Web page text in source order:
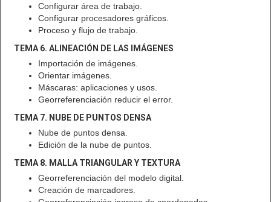
Configurar área de trabajo.
Configurar procesadores gráficos.
Proceso y flujo de trabajo.
TEMA 6. ALINEACIÓN DE LAS IMÁGENES
Importación de imágenes.
Orientar imágenes.
Máscaras: aplicaciones y usos.
Georreferenciación reducir el error.
TEMA 7. NUBE DE PUNTOS DENSA
Nube de puntos densa.
Edición de la nube de puntos.
TEMA 8. MALLA TRIANGULAR Y TEXTURA
Georreferenciación del modelo digital.
Creación de marcadores.